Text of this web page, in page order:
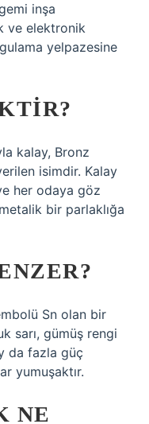
inşa
ve elektronik
yelpazesine
kalay, Bronz
isimdir. Kalay
her odaya göz
bir parlaklığa
Sn olan bir
sarı, gümüş rengi
da fazla güç
yumuşaktır.
NE